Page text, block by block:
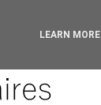
LEARN MORE